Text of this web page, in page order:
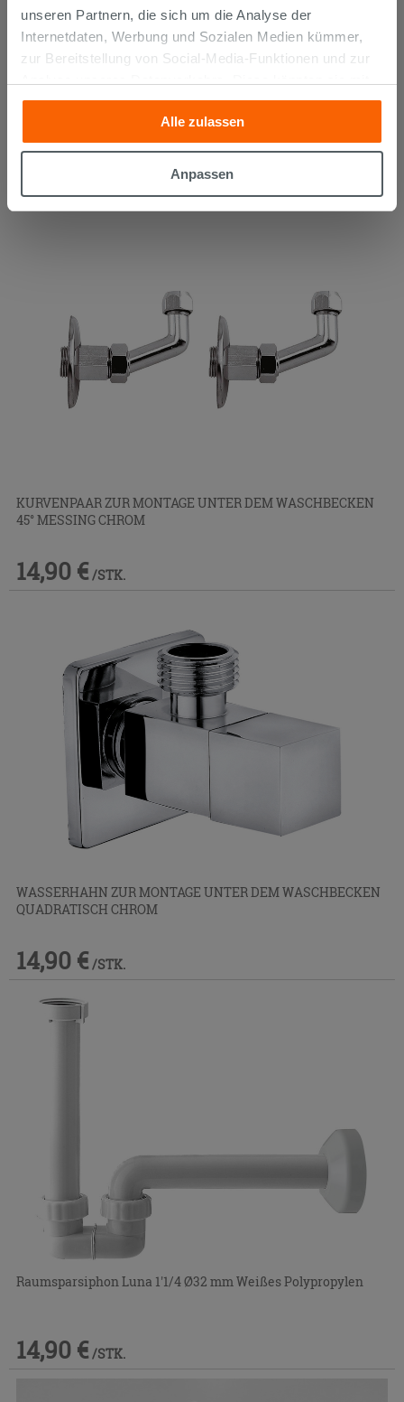
unseren Partnern, die sich um die Analyse der
Internetdaten, Werbung und Sozialen Medien kümmer,
zur Bereitstellung von Social-Media-Funktionen und zur
anderen Informationen, die Sie ihnen geliefert haben oder
die sie aufgrund Ihrer Verwendung ihrer Dienste
gesammelt haben, kombinieren. Falls Sie mehr wissen
möchten oder Ihre Zustimmung zu allen oder einigen
Zustimmung kann durch Klicken auf die Schaltfläche
Alle zulassen
Anpassen
WASSERHAHN ZUR MONTAGE UNTER DEM WASCHBECKEN
KURVENPAAR ZUR MONTAGE UNTER DEM WASCHBECKEN
45° MESSING CHROM
14,90 € /STK.
WASSERHAHN ZUR MONTAGE UNTER DEM WASCHBECKEN
QUADRATISCH CHROM
14,90 € /STK.
Raumsparsiphon Luna 1'1/4 Ø32 mm Weißes Polypropylen
14,90 € /STK.